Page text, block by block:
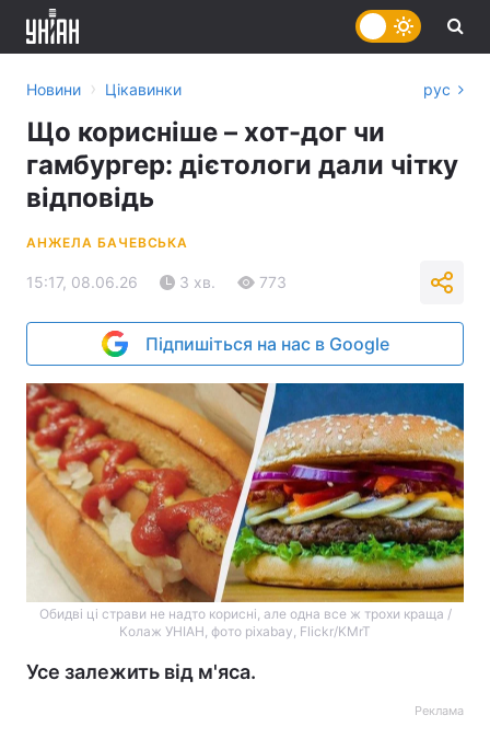
Новини › Цікавинки рус
Що корисніше – хот-дог чи
гамбургер: дієтологи дали чітку
відповідь
АНЖЕЛА БАЧЕВСЬКА
15:17, 08.06.26 3 хв. 773
Підпишіться на нас в Google
Обидві ці страви не надто корисні, але одна все ж трохи краща /
Колаж УНІАН, фото pixabay, Flickr/KMrT
Усе залежить від м'яса.
Реклама